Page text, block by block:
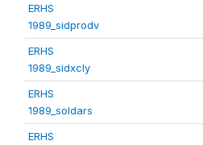
ERHS
1989_sidprodv
ERHS
1989_sidxcly
ERHS
1989_soldars
ERHS